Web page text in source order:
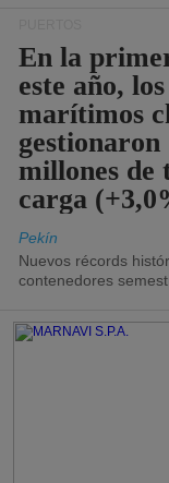
En la
este año,
marítimos
gestionaron
millones de
carga
Pekín
Nuevos récords
contenedores